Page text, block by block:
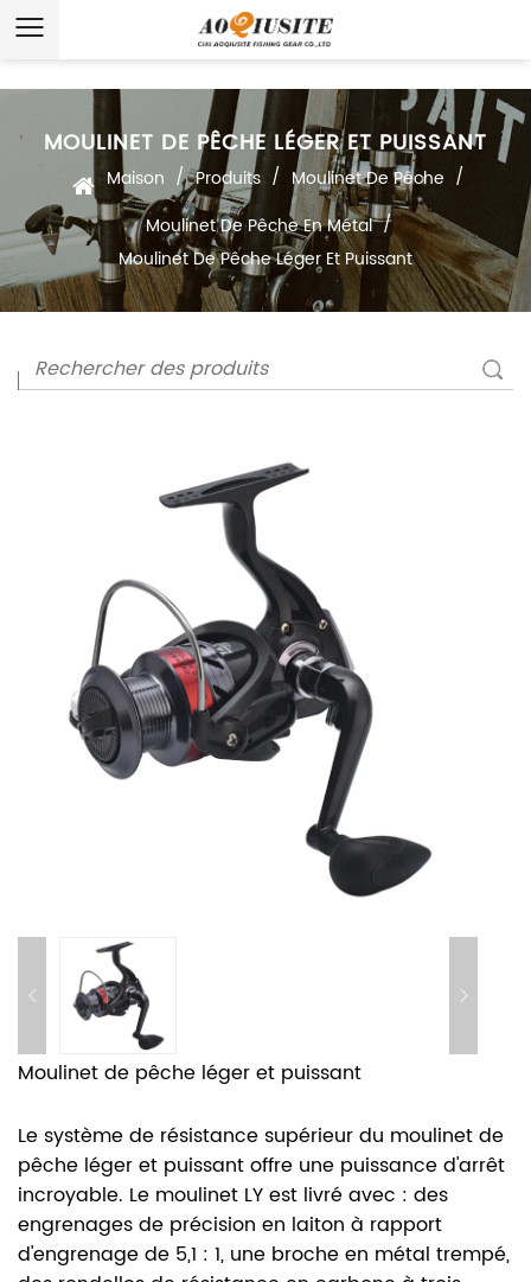
MOULINET DE PÊCHE LÉGER ET PUISSANT
Maison / Produits / Moulinet De Pêche /
Moulinet De Pêche En Métal /
Moulinet De Pêche Léger Et Puissant
Moulinet de pêche léger et puissant
Le système de résistance supérieur du moulinet de
pêche léger et puissant offre une puissance d'arrêt
incroyable. Le moulinet LY est livré avec : des
engrenages de précision en laiton à rapport
d'engrenage de 5,1 : 1, une broche en métal trempé,